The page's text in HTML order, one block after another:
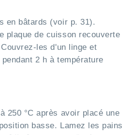
en bâtards (voir p. 31).
plaque de cuisson recouverte
les d'un linge et
2 h à température
250 °C après avoir placé une
basse. Lamez les pains